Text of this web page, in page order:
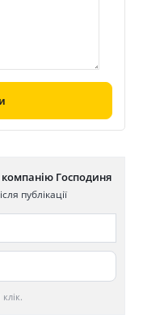
компанію Господиня
публікації